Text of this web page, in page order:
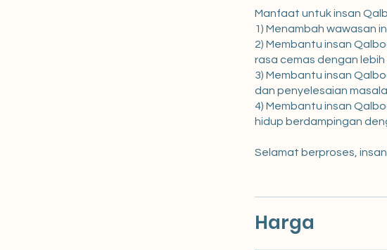
Manfaat untuk insan
1) Menambah wawasan
2) Membantu insan
rasa cemas dengan
3) Membantu insan
dan penyelesaian
4) Membantu insan
hidup berdampingan
Selamat berproses,
Harga